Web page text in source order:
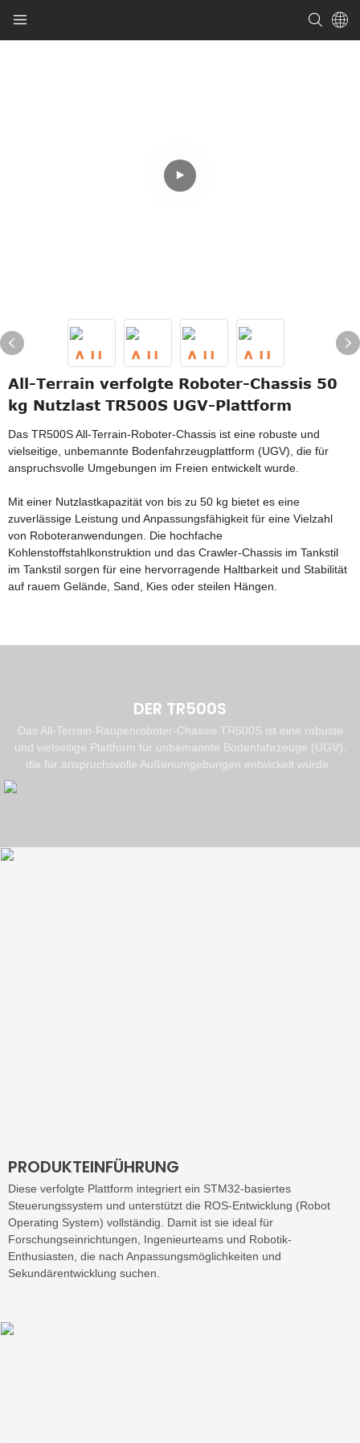
All-Terrain verfolgte Roboter-Chassis 50
kg Nutzlast TR500S UGV-Plattform
Das TR500S All-Terrain-Roboter-Chassis ist eine robuste und
vielseitige, unbemannte Bodenfahrzeugplattform (UGV), die für
anspruchsvolle Umgebungen im Freien entwickelt wurde.
Mit einer Nutzlastkapazität von bis zu 50 kg bietet es eine
zuverlässige Leistung und Anpassungsfähigkeit für eine Vielzahl
von Roboteranwendungen. Die hochfache
Kohlenstoffstahlkonstruktion und das Crawler-Chassis im Tankstil
im Tankstil sorgen für eine hervorragende Haltbarkeit und Stabilität
auf rauem Gelände, Sand, Kies oder steilen Hängen.
DER TR500S
Das All-Terrain-Raupenroboter-Chassis TR500S ist eine robuste
und vielseitige Plattform für unbemannte Bodenfahrzeuge (UGV),
die für anspruchsvolle Außenumgebungen entwickelt wurde.
PRODUKTEINFÜHRUNG
Diese verfolgte Plattform integriert ein STM32-basiertes
Steuerungssystem und unterstützt die ROS-Entwicklung (Robot
Operating System) vollständig. Damit ist sie ideal für
Forschungseinrichtungen, Ingenieurteams und Robotik-
Enthusiasten, die nach Anpassungsmöglichkeiten und
Sekundärentwicklung suchen.